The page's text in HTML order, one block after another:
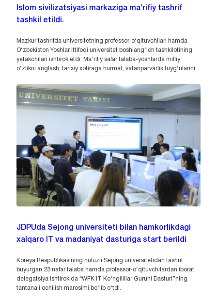
Islom sivilizatsiyasi markaziga ma’rifiy tashrif
tashkil etildi.
Mazkur tashrifda universitetning professor-o‘qituvchilari hamda
O‘zbekiston Yoshlar ittifoqi universitet boshlang‘ich tashkilotining
yetakchilari ishtirok etdi. Ma’rifiy safar talaba-yoshlarda milliy
o‘zlikni anglash, tarixiy xotiraga hurmat, vatanparvarlik tuyg‘ularini...
JDPUda Sejong universiteti bilan hamkorlikdagi
xalqaro IT va madaniyat dasturiga start berildi
Koreya Respublikasining nufuzli Sejong universitetidan tashrif
buyurgan 23 nafar talaba hamda professor-o‘qituvchilardan iborat
delegatsiya ishtirokida “WFK IT Ko‘ngillilar Guruhi Dasturi”ning
tantanali ochilish marosimi bo‘lib o‘tdi.